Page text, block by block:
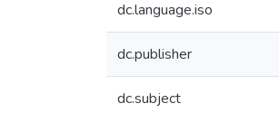
dc.language.iso
dc.publisher
dc.subject